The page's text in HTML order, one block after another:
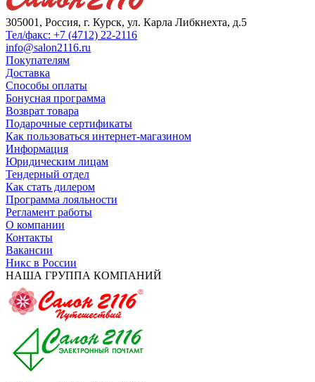
305001, Россия, г. Курск, ул. Карла Либкнехта, д.5
Тел/факс: +7 (4712) 22-2116
info@salon2116.ru
Покупателям
Доставка
Способы оплаты
Бонусная программа
Возврат товара
Подарочные сертификаты
Как пользоваться интернет-магазином
Информация
Юридическим лицам
Тендерный отдел
Как стать дилером
Программа лояльности
Регламент работы
О компании
Контакты
Вакансии
Никс в России
НАША ГРУППА КОМПАНИЙ